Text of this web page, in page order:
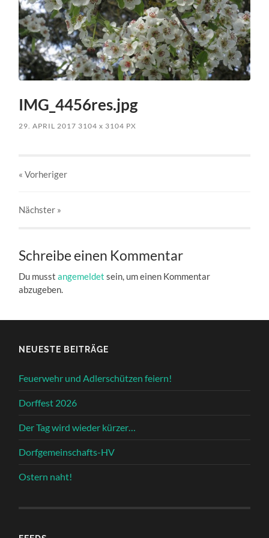
IMG_4456res.jpg
29. APRIL 2017 3104x 3104 PX
« Vorheriger
Nächster »
Schreibe einen Kommentar
Du musstangemeldet sein, um einen Kommentar
abzugeben.
NEUESTE BEITRÄGE
Feuerwehr und Adlerschützen feiern!
Dorffest 2026
Der Tag wird wieder kürzer…
Dorfgemeinschafts-HV
Ostern naht!